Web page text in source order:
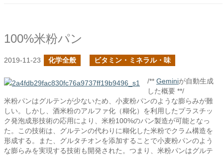
100%米粉パン
2019-11-23 化学全般 ビタミン・ミネラル・味
/** Geminiが自動生成
した概要 **/
米粉パンはグルテンが少ないため、小麦粉パンのような膨らみが難
しい。しかし、酒米粉のアルファ化（糊化）を利用したプラスチッ
ク発泡成形技術の応用により、米粉100%のパン製造が可能となっ
た。この技術は、グルテンの代わりに糊化した米粉でクラム構造を
形成する。また、グルタチオンを添加することで小麦粉パンのよう
な膨らみを実現する技術も開発された。つまり、米粉パンはグルテ